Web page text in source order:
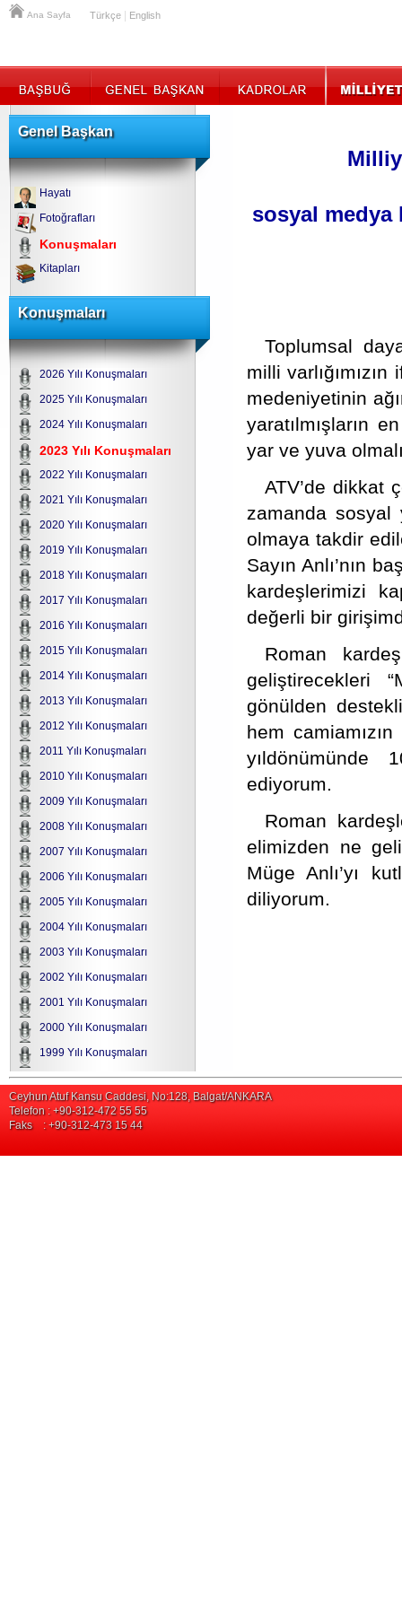
Ana Sayfa Türkçe English
Genel Başkan
Hayatı
Fotoğrafları
Konuşmaları
Kitapları
Konuşmaları
2026 Yılı Konuşmaları
2025 Yılı Konuşmaları
2024 Yılı Konuşmaları
2023 Yılı Konuşmaları
2022 Yılı Konuşmaları
2021 Yılı Konuşmaları
2020 Yılı Konuşmaları
2019 Yılı Konuşmaları
2018 Yılı Konuşmaları
2017 Yılı Konuşmaları
2016 Yılı Konuşmaları
2015 Yılı Konuşmaları
2014 Yılı Konuşmaları
2013 Yılı Konuşmaları
2012 Yılı Konuşmaları
2011 Yılı Konuşmaları
2010 Yılı Konuşmaları
2009 Yılı Konuşmaları
2008 Yılı Konuşmaları
2007 Yılı Konuşmaları
2006 Yılı Konuşmaları
2005 Yılı Konuşmaları
2004 Yılı Konuşmaları
2003 Yılı Konuşmaları
2002 Yılı Konuşmaları
2001 Yılı Konuşmaları
2000 Yılı Konuşmaları
1999 Yılı Konuşmaları
sosyal medya
Toplumsal
milli
medeniyetinin
yaratılmışların
yar ve yuva
ATV’de dikkat
zamanda sosyal
olmaya takdir
Sayın Anlı’nın
kardeşlerimizi
değerli bir
Roman
geliştirecekleri
gönülden
hem
yıldönümünde
ediyorum.
Roman
elimizden ne
Müge Anlı’yı
diliyorum.
Ceyhun Atuf Kansu Caddesi, No:128, Balgat/ANKARA
Telefon : +90-312-472 55 55
Faks : +90-312-473 15 44